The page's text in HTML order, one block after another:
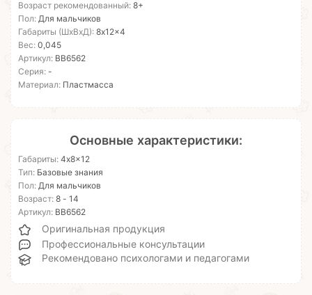
Возраст рекомендованный: 8+
Пол: Для мальчиков
Габариты (ШхВхД): 8x12x4
Вес: 0,045
Артикул: ВВ6562
Серия: -
Материал: Пластмасса
Основные характеристики:
Габариты: 4x8x12
Тип: Базовые знания
Пол: Для мальчиков
Возраст: 8 - 14
Артикул: ВВ6562
Оригинальная продукция
Профессиональные консультации
Рекомендовано психологами и педагогами